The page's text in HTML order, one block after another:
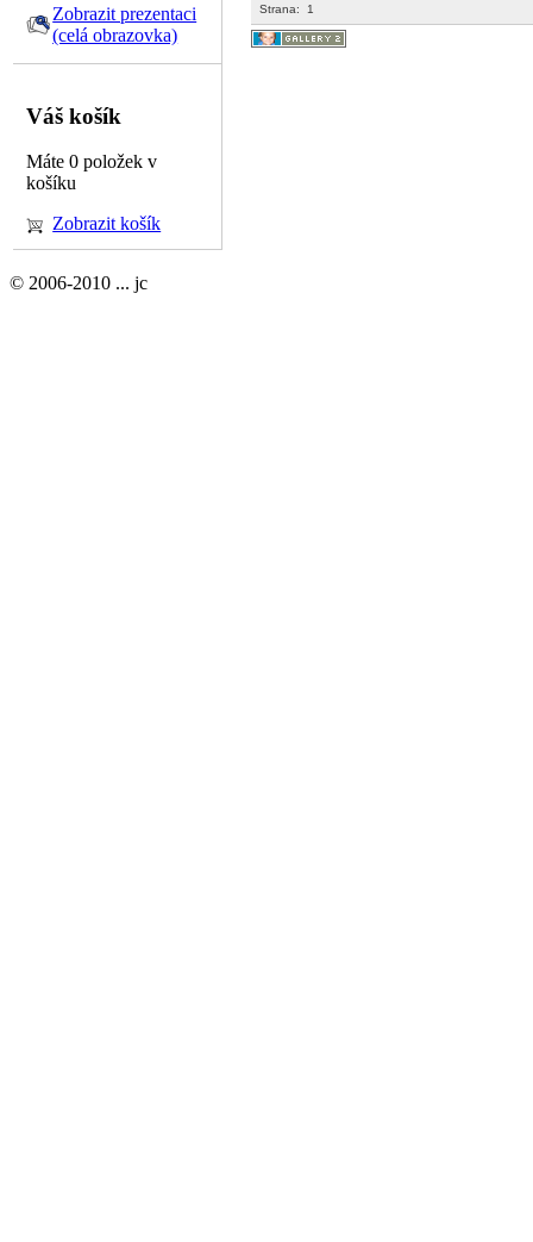
Zobrazit prezentaci
(celá obrazovka)
Váš košík
Máte 0 položek v
košíku
Zobrazit košík
Strana: 1
© 2006-2010 ... jc